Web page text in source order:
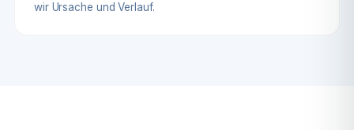
wir Ursache und Verlauf.